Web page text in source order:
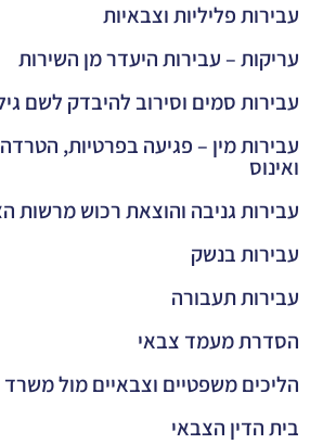
עבירות פליליות וצבאיות
עריקות – עבירות היעדר מן השירות
עבירות סמים וסירוב להיבדק לשם
עבירות מין – פגיעה בפרטיות,
ואינוס
עבירות גניבה והוצאת רכוש מרשות
עבירות בנשק
עבירות תעבורה
הסדרת מעמד צבאי
הליכים משפטיים וצבאיים מול משרד
בית הדין הצבאי